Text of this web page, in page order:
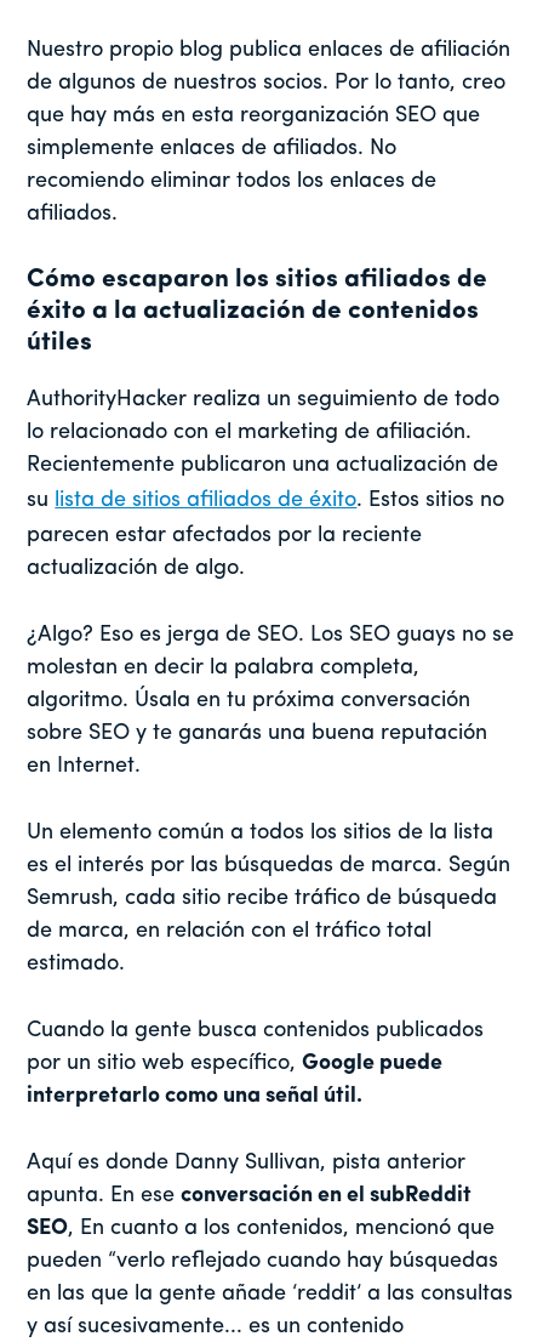
Nuestro propio blog publica enlaces de afiliación
de algunos de nuestros socios. Por lo tanto, creo
que hay más en esta reorganización SEO que
simplemente enlaces de afiliados. No
recomiendo eliminar todos los enlaces de
afiliados.
Cómo escaparon los sitios afiliados de
éxito a la actualización de contenidos
útiles
AuthorityHacker realiza un seguimiento de todo
lo relacionado con el marketing de afiliación.
Recientemente publicaron una actualización de
su lista de sitios afiliados de éxito. Estos sitios no
parecen estar afectados por la reciente
actualización de algo.
¿Algo? Eso es jerga de SEO. Los SEO guays no se
molestan en decir la palabra completa,
algoritmo. Úsala en tu próxima conversación
sobre SEO y te ganarás una buena reputación
en Internet.
Un elemento común a todos los sitios de la lista
es el interés por las búsquedas de marca. Según
Semrush, cada sitio recibe tráfico de búsqueda
de marca, en relación con el tráfico total
estimado.
Cuando la gente busca contenidos publicados
por un sitio web específico,Google puede
interpretarlo como una señal útil.
Aquí es donde Danny Sullivan, pista anterior
apunta. En eseconversación en el subReddit
SEO, En cuanto a los contenidos, mencionó que
pueden “verlo reflejado cuando hay búsquedas
en las que la gente añade ‘reddit’ a las consultas
y así sucesivamente... es un contenido